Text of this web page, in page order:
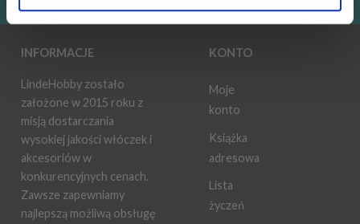
INFORMACJE
LindeHobby zostało
założone w 2015 roku z
misją dostarczania
wysokiej jakości włóczek i
akcesoriów w
konkurencyjnych cenach.
Zawsze zapewniamy
najlepszą możliwą obsługę
KONTO
Moje
konto
Książka
adresowa
Lista
życzeń